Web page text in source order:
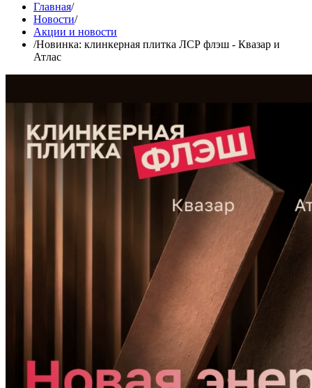
Главная/
Новости/
Акции и новости
/Новинка: клинкерная плитка ЛСР флэш - Квазар и
Атлас